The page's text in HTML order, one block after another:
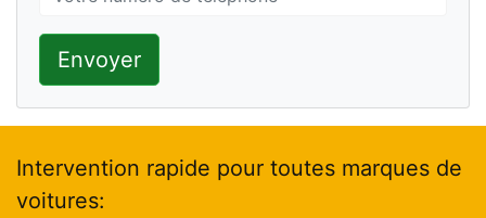
Envoyer
Intervention rapide pour toutes marques de
voitures: